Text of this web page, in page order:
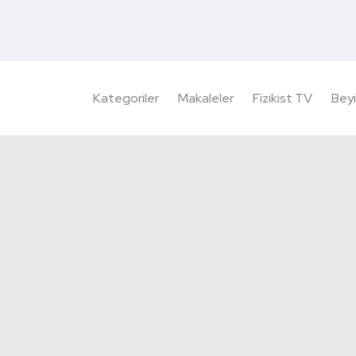
Kategoriler Makaleler Fizikist TV